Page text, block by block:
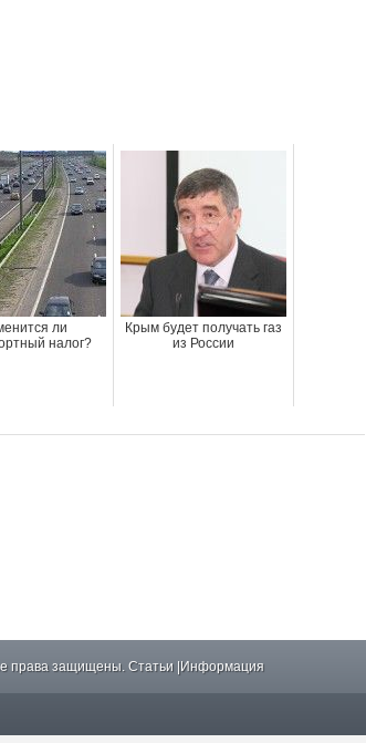
ли
налог?
Крым будет получать газ
из России
права защищены. Статьи |Информация